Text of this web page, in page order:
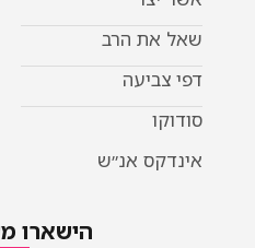
שאל את הרב
דפי צביעה
סודוקו
אינדקס אנ״ש
הישארו